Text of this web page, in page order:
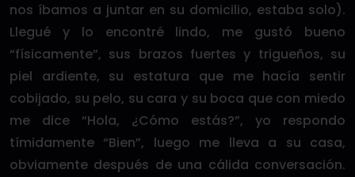
nos íbamos a juntar en su domicilio, estaba solo).
Llegué y lo encontré lindo, me gustó bueno
“físicamente”, sus brazos fuertes y trigueños, su
piel ardiente, su estatura que me hacía sentir
cobijado, su pelo, su cara y su boca que con miedo
me dice “Hola, ¿Cómo estás?”, yo respondo
tímidamente “Bien”, luego me lleva a su casa,
obviamente después de una cálida conversación.